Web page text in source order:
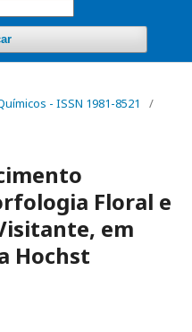
- ISSN 1981-8521
/
Floral e
em
Hochst